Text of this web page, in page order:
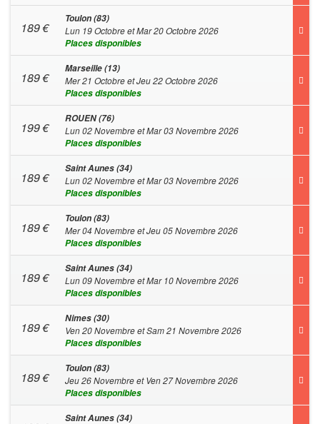
189€
Toulon (83)
Lun 19 Octobre et Mar 20 Octobre 2026
Places disponibles
189€
Marseille (13)
Mer 21 Octobre et Jeu 22 Octobre 2026
Places disponibles
199€
ROUEN (76)
Lun 02 Novembre et Mar 03 Novembre 2026
Places disponibles
189€
Saint Aunes (34)
Lun 02 Novembre et Mar 03 Novembre 2026
Places disponibles
189€
Toulon (83)
Mer 04 Novembre et Jeu 05 Novembre 2026
Places disponibles
189€
Saint Aunes (34)
Lun 09 Novembre et Mar 10 Novembre 2026
Places disponibles
189€
Nimes (30)
Ven 20 Novembre et Sam 21 Novembre 2026
Places disponibles
189€
Toulon (83)
Jeu 26 Novembre et Ven 27 Novembre 2026
Places disponibles
Saint Aunes (34)